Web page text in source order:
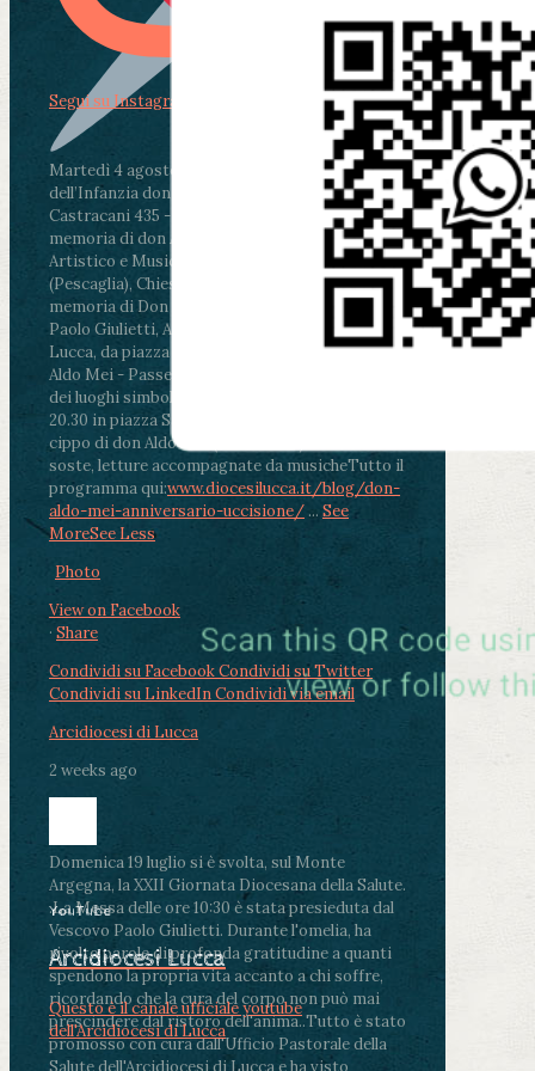
Martedì 4 agosto2026
ore 11:30 - Lucca, Scuola
dell’Infanzia don Aldo Mei - Viale Castruccio
Castracani 435 - Inaugurazione murales in
memoria di don Aldo Mei curato dal Liceo
Artistico e Musicale “Passaglia”
ore 18 - Fiano
(Pescaglia), Chiesa parrocchiale - Messa in
memoria di Don Aldo Mei celebrata da mons.
Paolo Giulietti, Arcivescovo di Lucca
ore 20.30 -
Lucca, da piazza San Michele al Cippo di don
Aldo Mei - Passeggiata della Memoria in alcuni
dei luoghi simbolo della città. Ritrovo alle ore
20.30 in piazza San Michele con conclusione al
cippo di don Aldo Mei (Porta Elisa). Durante le
soste, letture accompagnate da musicheTutto il
programma qui:www.diocesilucca.it/blog/don-
aldo-mei-anniversario-uccisione/ ... See
MoreSee Less
Photo
View on Facebook
· Share
Condividi su FacebookCondividi su Twitter
Condividi su LinkedInCondividi via email
Arcidiocesi di Lucca
2 weeks ago
Domenica 19 luglio si è svolta, sul Monte
Argegna, la XXII Giornata Diocesana della Salute.
.La Messa delle ore 10:30 è stata presieduta dal
Vescovo Paolo Giulietti. Durante l'omelia, ha
rivolto parole di profonda gratitudine a quanti
spendono la propria vita accanto a chi soffre,
ricordando che la cura del corpo non può mai
prescindere dal ristoro dell'anima..Tutto è stato
promosso con cura dall'Ufficio Pastorale della
Salute dell'Arcidiocesi di Lucca e ha visto
Segui su Instagram
YouTube
Arcidiocesi Lucca
Questo è il canale ufficiale youtube
dell'Arcidiocesi di Lucca